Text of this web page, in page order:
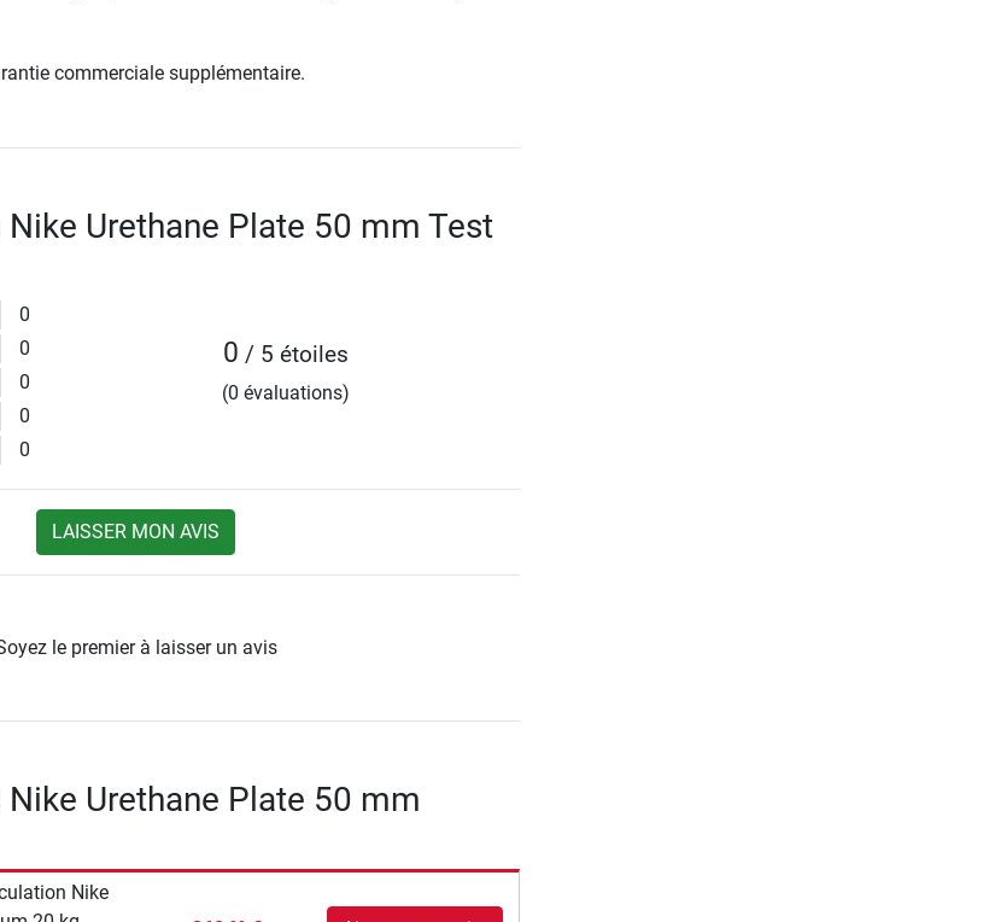
commerciale supplémentaire.
Urethane Plate 50 mm Test
0
0
0
0
0
0 / 5 étoiles
(0 évaluations)
LAISSER MON AVIS
le premier à laisser un avis
Urethane Plate 50 mm
Nike